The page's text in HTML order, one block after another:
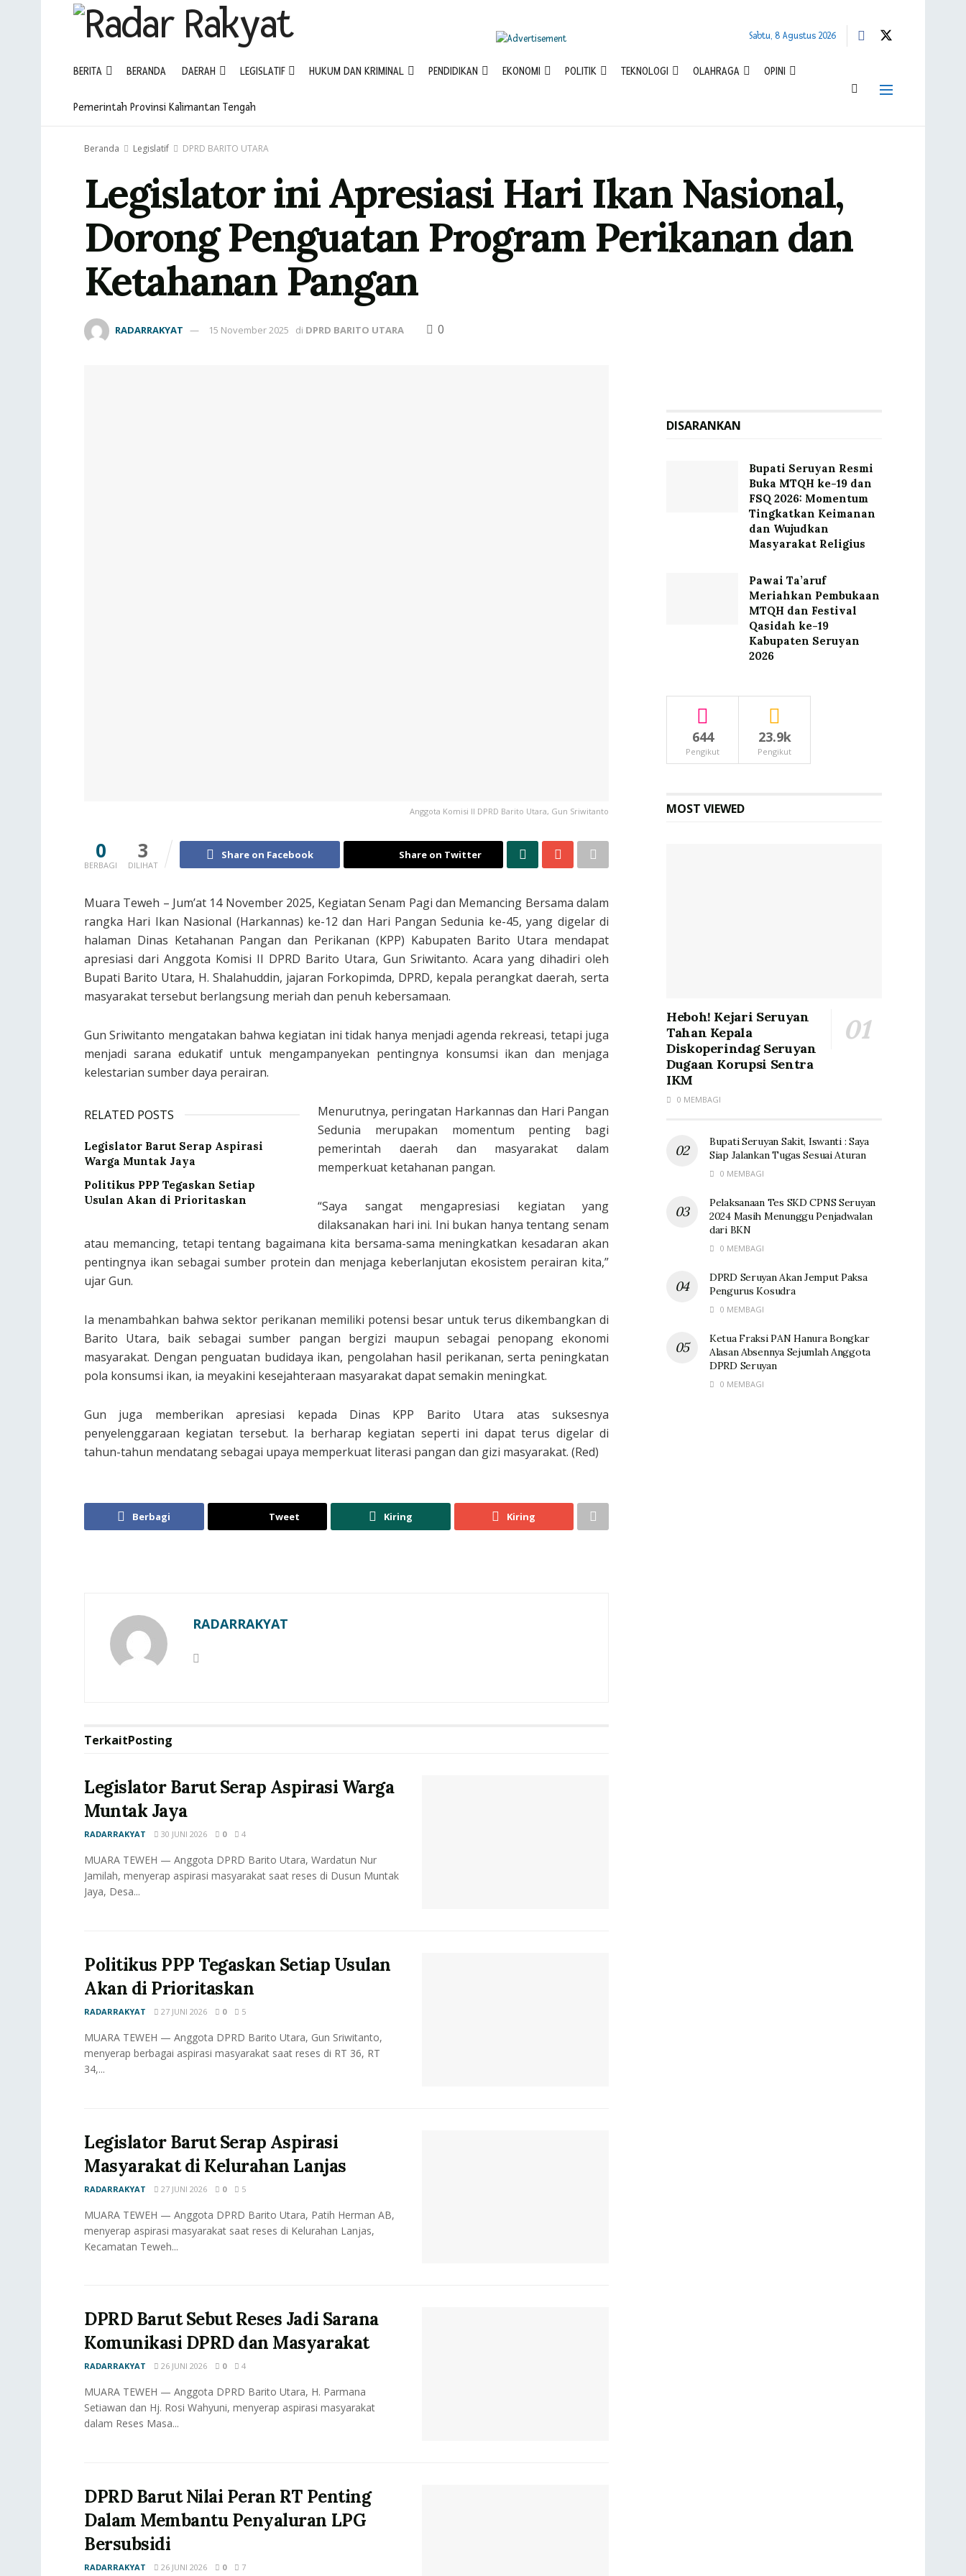
Sabtu, 8 Agustus 2026
BERITA BERANDA DAERAH LEGISLATIF HUKUM DAN KRIMINAL PENDIDIKAN EKONOMI POLITIK TEKNOLOGI OLAHRAGA OPINI
Pemerintah Provinsi Kalimantan Tengah
Beranda Legislatif DPRD BARITO UTARA
Legislator ini Apresiasi Hari Ikan Nasional,
Dorong Penguatan Program Perikanan dan
Ketahanan Pangan
RADARRAKYAT 15 November 2025 di DPRD BARITO UTARA 0
Anggota Komisi II DPRD Barito Utara, Gun Sriwitanto
0
BERBAGI
3
DILIHAT
Share on Facebook Share on Twitter
Muara Teweh – Jum’at 14 November 2025, Kegiatan Senam Pagi dan Memancing Bersama dalam
rangka Hari Ikan Nasional (Harkannas) ke-12 dan Hari Pangan Sedunia ke-45, yang digelar di
halaman Dinas Ketahanan Pangan dan Perikanan (KPP) Kabupaten Barito Utara mendapat
apresiasi dari Anggota Komisi II DPRD Barito Utara, Gun Sriwitanto. Acara yang dihadiri oleh
Bupati Barito Utara, H. Shalahuddin, jajaran Forkopimda, DPRD, kepala perangkat daerah, serta
masyarakat tersebut berlangsung meriah dan penuh kebersamaan.
Gun Sriwitanto mengatakan bahwa kegiatan ini tidak hanya menjadi agenda rekreasi, tetapi juga
menjadi sarana edukatif untuk mengampanyekan pentingnya konsumsi ikan dan menjaga
kelestarian sumber daya perairan.
RELATED POSTS
Legislator Barut Serap Aspirasi
Warga Muntak Jaya
Politikus PPP Tegaskan Setiap
Usulan Akan di Prioritaskan
Menurutnya, peringatan Harkannas dan Hari Pangan
Sedunia merupakan momentum penting bagi
pemerintah daerah dan masyarakat dalam
memperkuat ketahanan pangan.
“Saya sangat mengapresiasi kegiatan yang
dilaksanakan hari ini. Ini bukan hanya tentang senam
atau memancing, tetapi tentang bagaimana kita bersama-sama meningkatkan kesadaran akan
pentingnya ikan sebagai sumber protein dan menjaga keberlanjutan ekosistem perairan kita,”
ujar Gun.
Ia menambahkan bahwa sektor perikanan memiliki potensi besar untuk terus dikembangkan di
Barito Utara, baik sebagai sumber pangan bergizi maupun sebagai penopang ekonomi
masyarakat. Dengan penguatan budidaya ikan, pengolahan hasil perikanan, serta peningkatan
pola konsumsi ikan, ia meyakini kesejahteraan masyarakat dapat semakin meningkat.
Gun juga memberikan apresiasi kepada Dinas KPP Barito Utara atas suksesnya
penyelenggaraan kegiatan tersebut. Ia berharap kegiatan seperti ini dapat terus digelar di
tahun-tahun mendatang sebagai upaya memperkuat literasi pangan dan gizi masyarakat. (Red)
Berbagi Tweet Kiring Kiring
RADARRAKYAT
TerkaitPosting
Legislator Barut Serap Aspirasi Warga
Muntak Jaya
RADARRAKYAT 30 JUNI 2026 0 4
MUARA TEWEH — Anggota DPRD Barito Utara, Wardatun Nur
Jamilah, menyerap aspirasi masyarakat saat reses di Dusun Muntak
Jaya, Desa...
Politikus PPP Tegaskan Setiap Usulan
Akan di Prioritaskan
RADARRAKYAT 27 JUNI 2026 0 5
MUARA TEWEH — Anggota DPRD Barito Utara, Gun Sriwitanto,
menyerap berbagai aspirasi masyarakat saat reses di RT 36, RT
34,...
Legislator Barut Serap Aspirasi
Masyarakat di Kelurahan Lanjas
RADARRAKYAT 27 JUNI 2026 0 5
MUARA TEWEH — Anggota DPRD Barito Utara, Patih Herman AB,
menyerap aspirasi masyarakat saat reses di Kelurahan Lanjas,
Kecamatan Teweh...
DPRD Barut Sebut Reses Jadi Sarana
Komunikasi DPRD dan Masyarakat
RADARRAKYAT 26 JUNI 2026 0 4
MUARA TEWEH — Anggota DPRD Barito Utara, H. Parmana
Setiawan dan Hj. Rosi Wahyuni, menyerap aspirasi masyarakat
dalam Reses Masa...
DPRD Barut Nilai Peran RT Penting
Dalam Membantu Penyaluran LPG
Bersubsidi
RADARRAKYAT 26 JUNI 2026 0 7
DISARANKAN
Bupati Seruyan Resmi
Buka MTQH ke-19 dan
FSQ 2026: Momentum
Tingkatkan Keimanan
dan Wujudkan
Masyarakat Religius
Pawai Ta’aruf
Meriahkan Pembukaan
MTQH dan Festival
Qasidah ke-19
Kabupaten Seruyan
2026
644
Pengikut
23.9k
Pengikut
MOST VIEWED
Heboh! Kejari Seruyan
Tahan Kepala
Diskoperindag Seruyan
Dugaan Korupsi Sentra
IKM
0 MEMBAGI
Bupati Seruyan Sakit, Iswanti : Saya
Siap Jalankan Tugas Sesuai Aturan
0 MEMBAGI
Pelaksanaan Tes SKD CPNS Seruyan
2024 Masih Menunggu Penjadwalan
dari BKN
0 MEMBAGI
DPRD Seruyan Akan Jemput Paksa
Pengurus Kosudra
0 MEMBAGI
Ketua Fraksi PAN Hanura Bongkar
Alasan Absennya Sejumlah Anggota
DPRD Seruyan
0 MEMBAGI